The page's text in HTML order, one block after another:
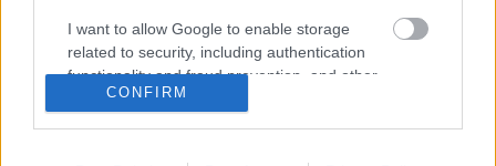
I want to allow Google to enable storage
related to security, including authentication
functionality and fraud prevention, and other
user protection.
CONFIRM